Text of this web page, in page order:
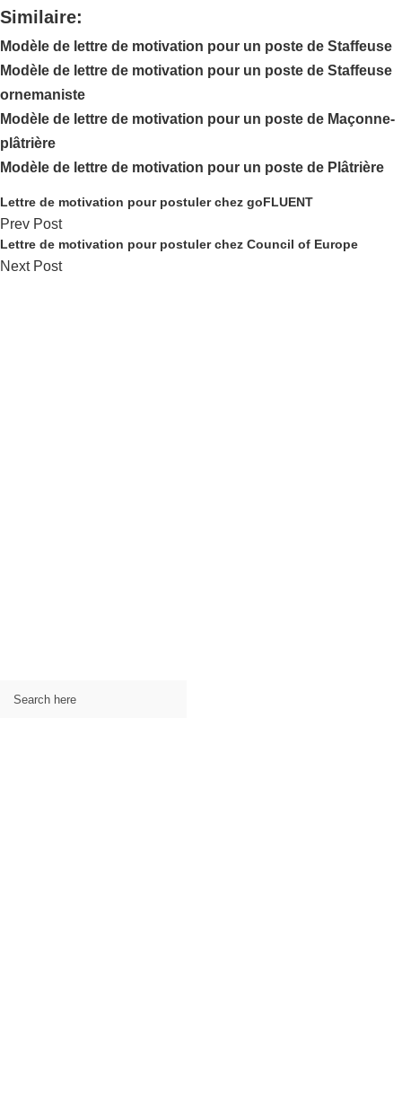
Similaire:
Modèle de lettre de motivation pour un poste de Staffeuse
Modèle de lettre de motivation pour un poste de Staffeuse
ornemaniste
Modèle de lettre de motivation pour un poste de Maçonne-
plâtrière
Modèle de lettre de motivation pour un poste de Plâtrière
Lettre de motivation pour postuler chez goFLUENT
Prev Post
Lettre de motivation pour postuler chez Council of Europe
Next Post